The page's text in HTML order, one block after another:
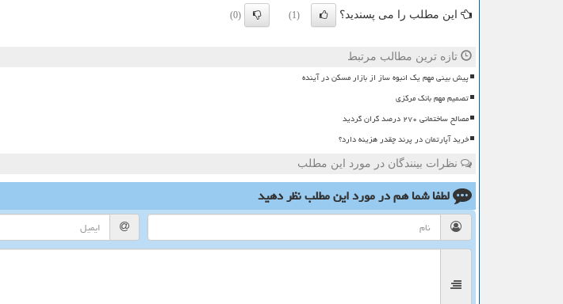
این مطلب را می پسندید؟ (1)
(0)
تازه ترین مطالب مرتبط
پیش بینی مهم یک انبوه ساز از بازار مسکن در آینده
تصمیم مهم بانک مرکزی
مصالح ساختمانی ۲۷۰ درصد گران گردید
خرید آپارتمان در پرند چقدر هزینه دارد؟
نظرات بینندگان در مورد این مطلب
لطفا شما همدر مورد این مطلبنظر دهید